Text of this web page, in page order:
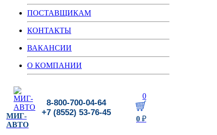
ПОСТАВЩИКАМ
КОНТАКТЫ
ВАКАНСИИ
О КОМПАНИИ
МИГ-
АВТО
8-800-700-04-64
+7 (8552) 53-76-45
0
0 ₽